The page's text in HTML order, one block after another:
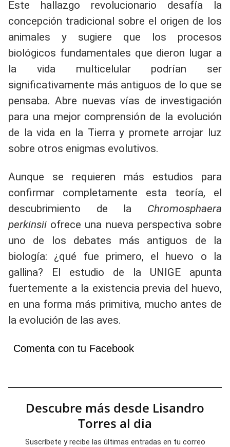
Este hallazgo revolucionario desafía la
concepción tradicional sobre el origen de los
animales y sugiere que los procesos
biológicos fundamentales que dieron lugar a
la vida multicelular podrían ser
significativamente más antiguos de lo que se
pensaba. Abre nuevas vías de investigación
para una mejor comprensión de la evolución
de la vida en la Tierra y promete arrojar luz
sobre otros enigmas evolutivos.
Aunque se requieren más estudios para
confirmar completamente esta teoría, el
descubrimiento de la Chromosphaera
perkinsii ofrece una nueva perspectiva sobre
uno de los debates más antiguos de la
biología: ¿qué fue primero, el huevo o la
gallina? El estudio de la UNIGE apunta
fuertemente a la existencia previa del huevo,
en una forma más primitiva, mucho antes de
la evolución de las aves.
Comenta con tu Facebook
Descubre más desde Lisandro
Torres al dia
Suscríbete y recibe las últimas entradas en tu correo